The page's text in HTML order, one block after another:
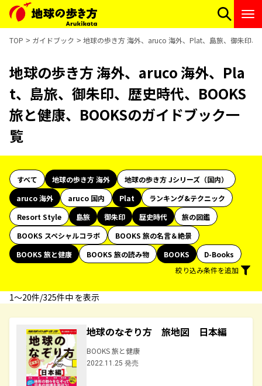
TOP ガイドブック 地球の歩き方 海外、aruco 海外、Plat、島旅、御朱印、
地球の歩き方 海外、aruco 海外、Pla
t、島旅、御朱印、歴史時代、BOOKS
旅と健康、BOOKSのガイドブック一
覧
すべて 地球の歩き方 海外
地球の歩き方 Jシリーズ（国内）
aruco 海外
aruco 国内 Plat
ランキング&テクニック
Resort Style
島旅 御朱印 歴史時代
旅の図鑑
BOOKS スペシャルコラボ
BOOKS 旅の名言＆絶景
BOOKS 旅と健康
BOOKS 旅の読み物 BOOKS
D-Books
絞り込み条件を追加
1〜20件/325件中 を表示
地球のなぞり方 旅地図 日本編
BOOKS 旅と健康
2022.11.25 発売